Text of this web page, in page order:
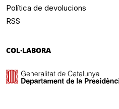
Política de devolucions
RSS
COL·LABORA